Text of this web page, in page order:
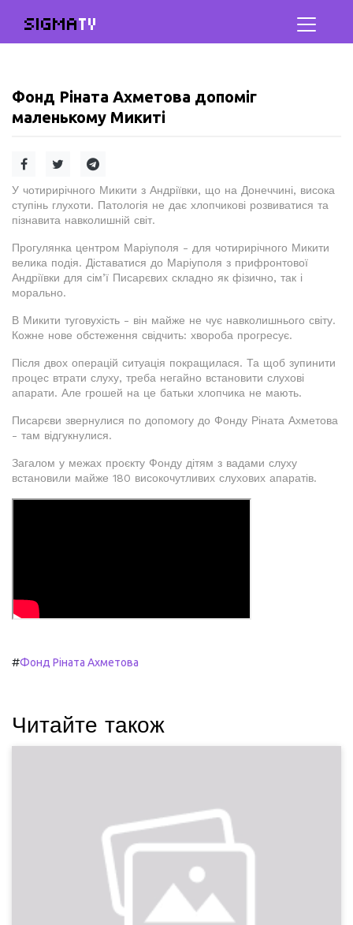
SIGMATV
Фонд Ріната Ахметова допоміг
маленькому Микиті
У чотирирічного Микити з Андріївки, що на Донеччині, висока
ступінь глухоти. Патологія не дає хлопчикові розвиватися та
пізнавита навколишній світ.
Прогулянка центром Маріуполя - для чотирирічного Микити
велика подія. Діставатися до Маріуполя з прифронтової
Андріївки для сім’ї Писарєвих складно як фізично, так і
морально.
В Микити туговухість - він майже не чує навколишнього світу.
Кожне нове обстеження свідчить: хвороба прогресує.
Після двох операцій ситуація покращилася. Та щоб зупинити
процес втрати слуху, треба негайно встановити слухові
апарати. Але грошей на це батьки хлопчика не мають.
Писарєви звернулися по допомогу до Фонду Ріната Ахметова
- там відгукнулися.
Загалом у межах проєкту Фонду дітям з вадами слуху
встановили майже 180 високочутливих слухових апаратів.
#Фонд Ріната Ахметова
Читайте також